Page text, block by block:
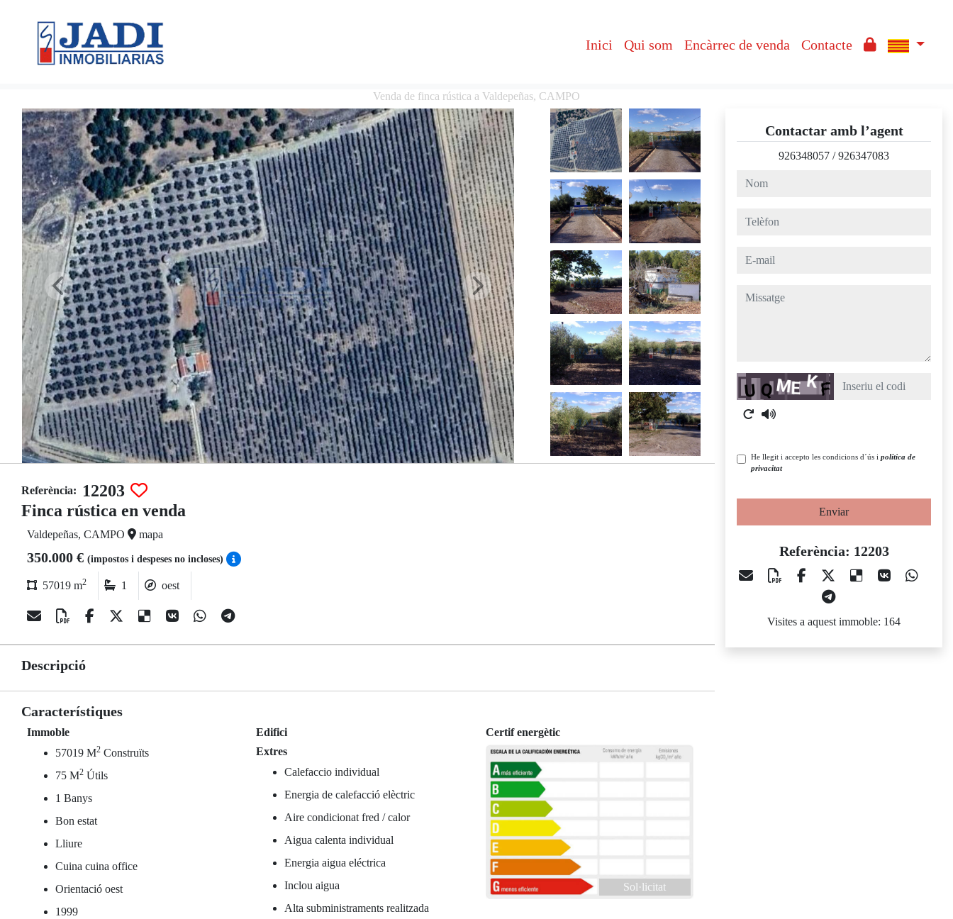
Inici Qui som Encàrrec de venda Contacte
Venda de finca rústica a Valdepeñas, CAMPO
Referència:
12203
Finca rústica en venda
Valdepeñas, CAMPO mapa
350.000 € (impostos i despeses no incloses)
57019 m2 1 oest
Descripció
Característiques
Immoble
57019 M2 Construïts
75 M2 Útils
1 Banys
Bon estat
Lliure
Cuina cuina office
Orientació oest
1999
Edifici
Extres
Calefaccio individual
Energia de calefacció elèctric
Aire condicionat fred / calor
Aigua calenta individual
Energia aigua eléctrica
Inclou aigua
Alta subministraments realitzada
Certif energètic
Sol·licitat
Contactar amb l’agent
926348057 /926347083
nom
telèfon
e-mail
missatge
Captcha
He llegit i accepto les condicions d´ús i política de
privacitat
Enviar
Referència: 12203
Visites a aquest immoble: 164